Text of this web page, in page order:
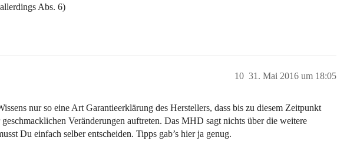
Abs. 6)
31. Mai 2016 um 18:05
10
nur so eine Art Garantieerklärung des Herstellers, dass bis zu diesem Zeitpunkt
Veränderungen auftreten. Das MHD sagt nichts über die weitere
Du einfach selber entscheiden. Tipps gab’s hier ja genug.